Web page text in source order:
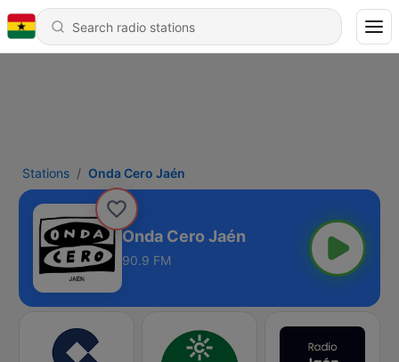
Stations Onda Cero Jaén
Onda Cero Jaén
90.9 FM